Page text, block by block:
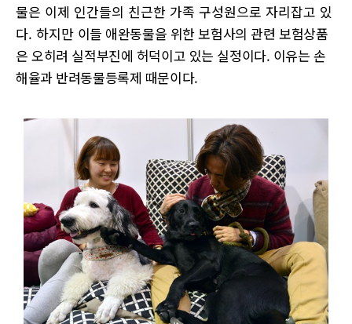
물은 이제 인간들의 친근한 가족 구성원으로 자리잡고 있
다. 하지만 이들 애완동물을 위한 보험사의 관련 보험상품
은 오히려 실적부진에 허덕이고 있는 실정이다. 이유는 손
해율과 반려동물등록제 때문이다.